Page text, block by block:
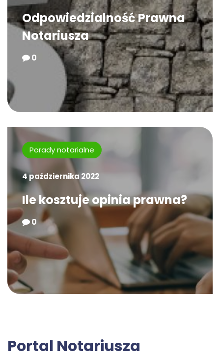
Odpowiedzialność Prawna
Notariusza
0
Porady notarialne
4 października 2022
Ile kosztuje opinia prawna?
0
Portal Notariusza